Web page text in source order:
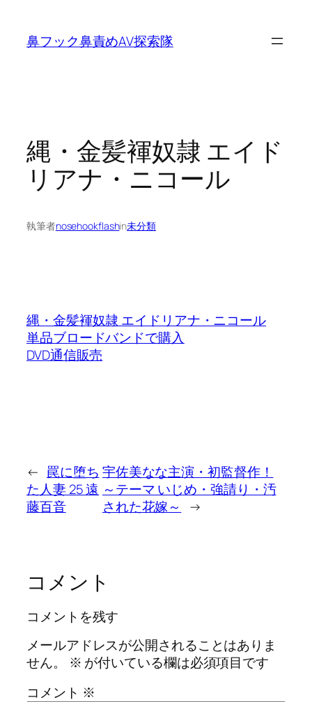
鼻フック鼻責めAV探索隊
縄・金髪褌奴隷 エイド
リアナ・ニコール
執筆者nosehookflashin未分類
縄・金髪褌奴隷 エイドリアナ・ニコール
単品ブロードバンドで購入
DVD通信販売
← 罠に堕ち
た人妻 25 遠
藤百音
宇佐美なな主演・初監督作！
～テーマ いじめ・強請り・汚
された花嫁～
→
コメント
コメントを残す
メールアドレスが公開されることはありま
せん。
※ が付いている欄は必須項目です
コメント ※